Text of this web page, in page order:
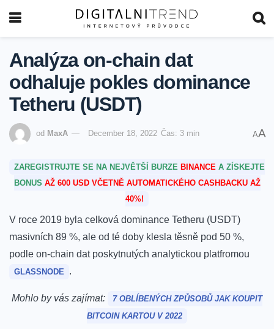
Analýza on-chain dat
odhaluje pokles dominance
Tetheru (USDT)
od MaxA December 18, 2022 Čas: 3 min AA
ZAREGISTRUJTE SE NA NEJVĚTŠÍ BURZE BINANCE A ZÍSKEJTE
BONUS AŽ 600 USD VČETNĚ AUTOMATICKÉHO CASHBACKU AŽ
40%!
V roce 2019 byla celková dominance Tetheru (USDT)
masivních 89 %, ale od té doby klesla těsně pod 50 %,
podle on-chain dat poskytnutých analytickou platfromou
GLASSNODE .
Mohlo by vás zajímat:
7 OBLÍBENÝCH ZPŮSOBŮ JAK KOUPIT
BITCOIN KARTOU V 2022